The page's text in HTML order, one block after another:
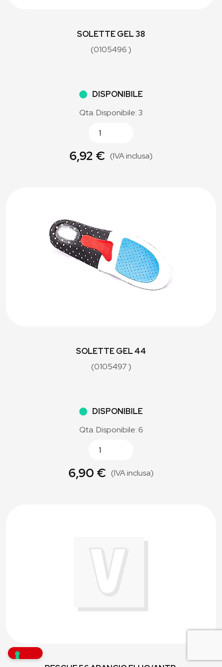
SOLETTE GEL 38
(0105496 )
DISPONIBILE
Qta. Disponibile: 3
6,92 € (IVA inclusa)
SOLETTE GEL 44
(0105497 )
DISPONIBILE
Qta. Disponibile: 6
6,90 € (IVA inclusa)